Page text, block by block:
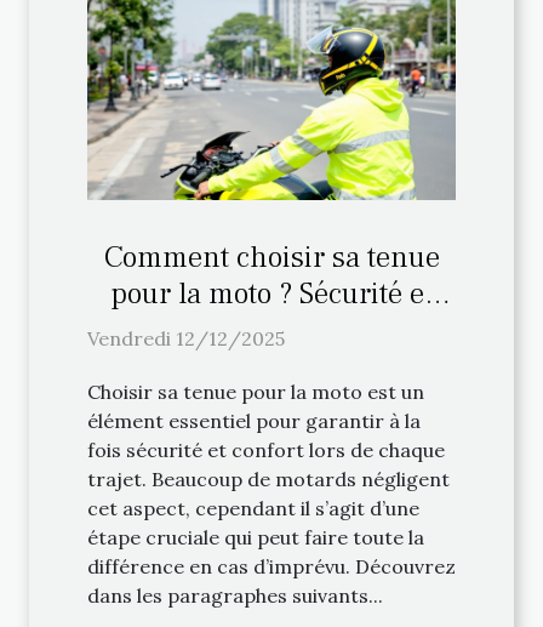
Comment choisir sa tenue
pour la moto ? Sécurité et
confort
Vendredi 12/12/2025
Choisir sa tenue pour la moto est un
élément essentiel pour garantir à la
fois sécurité et confort lors de chaque
trajet. Beaucoup de motards négligent
cet aspect, cependant il s’agit d’une
étape cruciale qui peut faire toute la
différence en cas d’imprévu. Découvrez
dans les paragraphes suivants...